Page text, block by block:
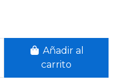
Añadir al
carrito